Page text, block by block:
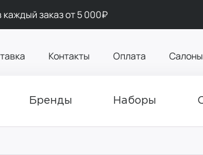
каждый заказ от 5 000₽
Контакты Оплата Салоны
Бренды Наборы